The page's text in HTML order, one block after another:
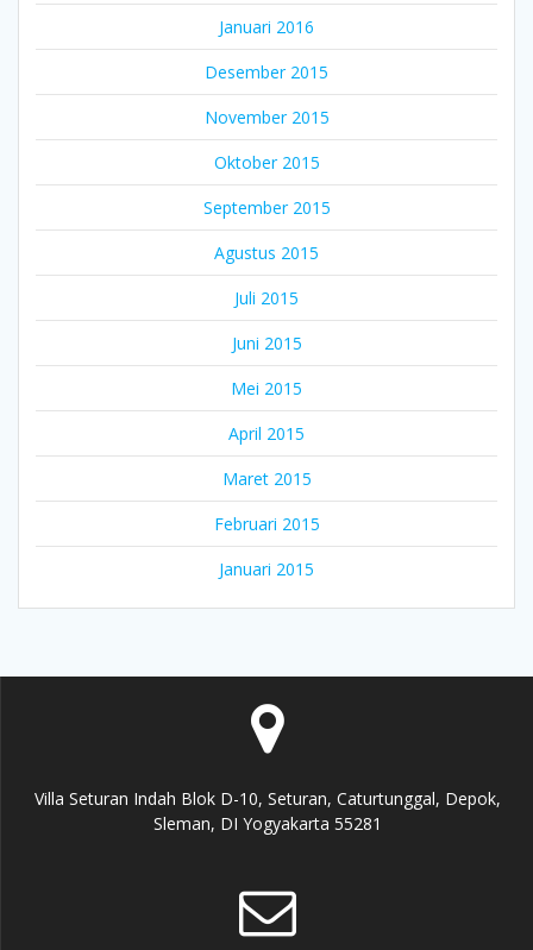
Januari 2016
Desember 2015
November 2015
Oktober 2015
September 2015
Agustus 2015
Juli 2015
Juni 2015
Mei 2015
April 2015
Maret 2015
Februari 2015
Januari 2015
Villa Seturan Indah Blok D-10, Seturan, Caturtunggal, Depok,
Sleman, DI Yogyakarta 55281